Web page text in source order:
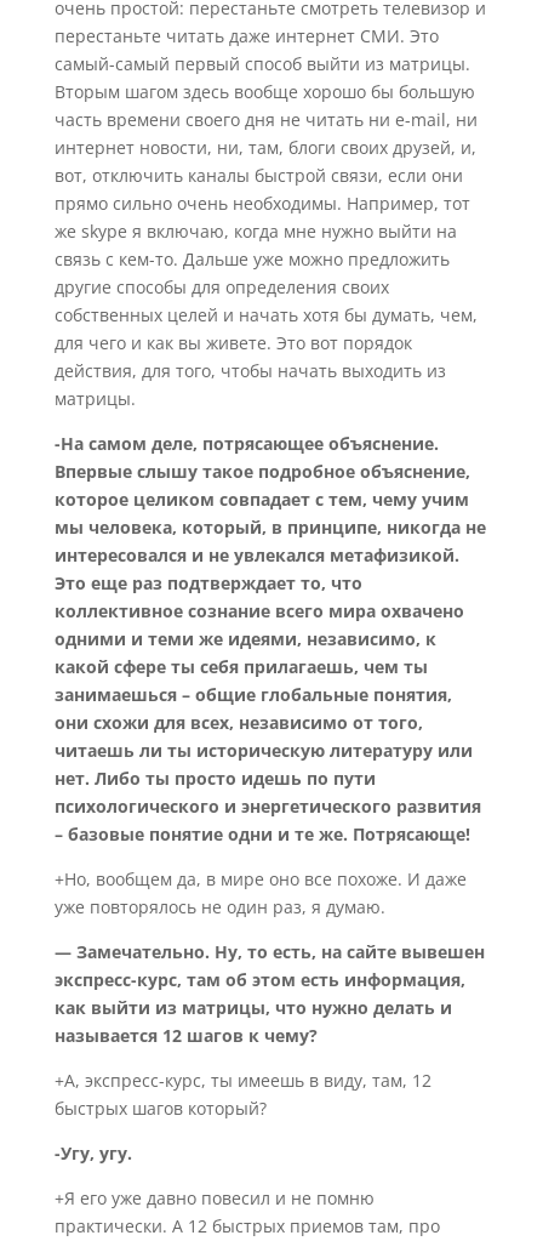
очень простой: перестаньте смотреть телевизор и
перестаньте читать даже интернет СМИ. Это
самый-самый первый способ выйти из матрицы.
Вторым шагом здесь вообще хорошо бы большую
часть времени своего дня не читать ни e-mail, ни
интернет новости, ни, там, блоги своих друзей, и,
вот, отключить каналы быстрой связи, если они
прямо сильно очень необходимы. Например, тот
же skype я включаю, когда мне нужно выйти на
связь с кем-то. Дальше уже можно предложить
другие способы для определения своих
собственных целей и начать хотя бы думать, чем,
для чего и как вы живете. Это вот порядок
действия, для того, чтобы начать выходить из
матрицы.
-На самом деле, потрясающее объяснение.
Впервые слышу такое подробное объяснение,
которое целиком совпадает с тем, чему учим
мы человека, который, в принципе, никогда не
интересовался и не увлекался метафизикой.
Это еще раз подтверждает то, что
коллективное сознание всего мира охвачено
одними и теми же идеями, независимо, к
какой сфере ты себя прилагаешь, чем ты
занимаешься – общие глобальные понятия,
они схожи для всех, независимо от того,
читаешь ли ты историческую литературу или
нет. Либо ты просто идешь по пути
психологического и энергетического развития
– базовые понятие одни и те же. Потрясающе!
+Но, вообщем да, в мире оно все похоже. И даже
уже повторялось не один раз, я думаю.
— Замечательно. Ну, то есть, на сайте вывешен
экспресс-курс, там об этом есть информация,
как выйти из матрицы, что нужно делать и
называется 12 шагов к чему?
+А, экспресс-курс, ты имеешь в виду, там, 12
быстрых шагов который?
-Угу, угу.
+Я его уже давно повесил и не помню
практически. А 12 быстрых приемов там, про